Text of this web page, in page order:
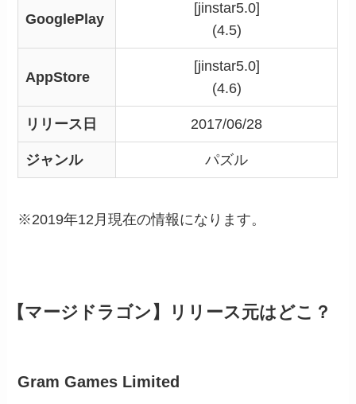
GooglePlay
[jinstar5.0]
(4.5)
AppStore
[jinstar5.0]
(4.6)
リリース日 2017/06/28
ジャンル パズル
※2019年12月現在の情報になります。
【マージドラゴン】リリース元はどこ？
Gram Games Limited